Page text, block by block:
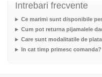
Intrebari frecvente
Ce marimi sunt disponibile
Cum pot returna pijamalele
Care sunt modalitatile de
In cat timp primesc comanda?